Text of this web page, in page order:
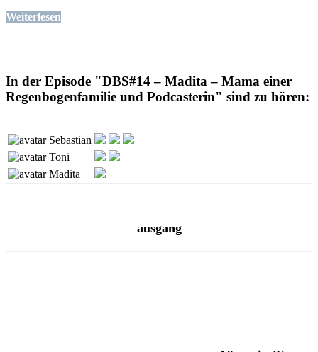
Weiterlesen
In der Episode "DBS#14 – Madita – Mama einer
Regenbogenfamilie und Podcasterin" sind zu hören:
Sebastian
Toni
Madita
ausgang